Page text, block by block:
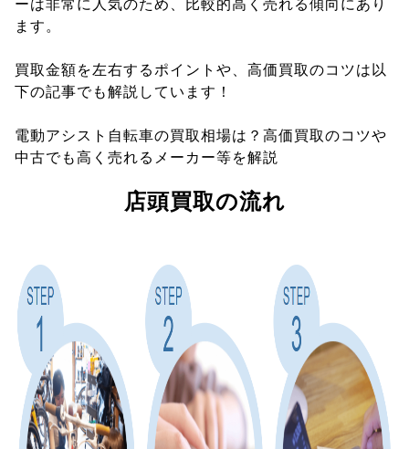
ーは非常に人気のため、比較的高く売れる傾向にあり
ます。
買取金額を左右するポイントや、高価買取のコツは以
下の記事でも解説しています！
電動アシスト自転車の買取相場は？高価買取のコツや
中古でも高く売れるメーカー等を解説
店頭買取の流れ